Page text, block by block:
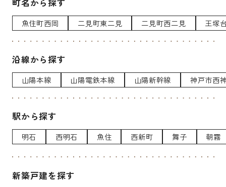
町名から探す
魚住町西岡 二見町東二見 二見町西二見 王塚
沿線から探す
山陽本線 山陽電鉄本線 山陽新幹線 神戸市西
駅から探す
明石 西明石 魚住 西新町 舞子 朝霧
新築戸建を探す